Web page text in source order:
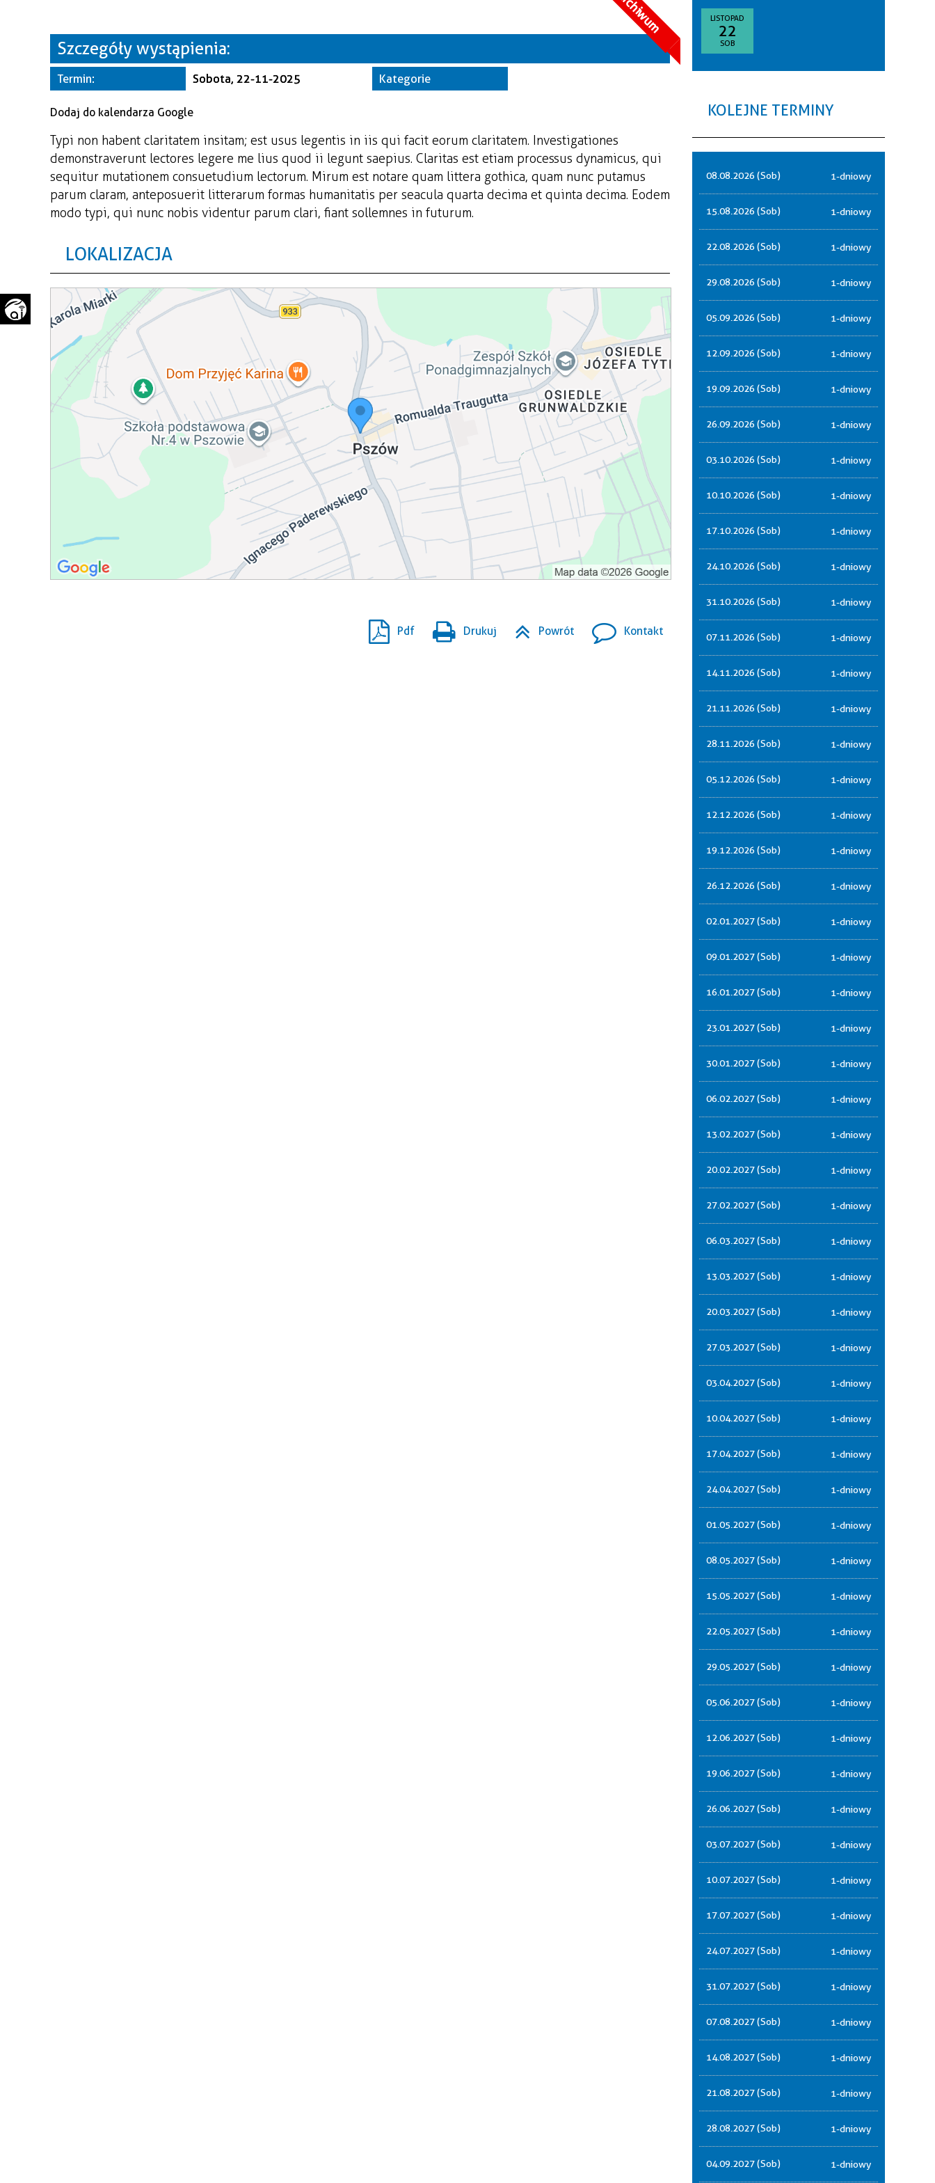
GAZETA SAMORZĄDOWA
"PSZOW.PL"
—
Archiwum
Szczegóły wystąpienia:
Termin: Sobota, 22-11-2025 Kategorie
Dodaj do kalendarza Google
Typi non habent claritatem insitam; est usus legentis in iis qui facit eorum claritatem. Investigationes
demonstraverunt lectores legere me lius quod ii legunt saepius. Claritas est etiam processus dynamicus, qui
sequitur mutationem consuetudium lectorum. Mirum est notare quam littera gothica, quam nunc putamus
parum claram, anteposuerit litterarum formas humanitatis per seacula quarta decima et quinta decima. Eodem
modo typi, qui nunc nobis videntur parum clari, fiant sollemnes in futurum.
LOKALIZACJA
Pdf Drukuj Powrót Kontakt
LISTOPAD
22
SOB
KOLEJNE TERMINY
08.08.2026 (Sob) 1-dniowy
15.08.2026 (Sob) 1-dniowy
22.08.2026 (Sob) 1-dniowy
29.08.2026 (Sob) 1-dniowy
05.09.2026 (Sob) 1-dniowy
12.09.2026 (Sob) 1-dniowy
19.09.2026 (Sob) 1-dniowy
26.09.2026 (Sob) 1-dniowy
03.10.2026 (Sob) 1-dniowy
10.10.2026 (Sob) 1-dniowy
17.10.2026 (Sob) 1-dniowy
24.10.2026 (Sob) 1-dniowy
31.10.2026 (Sob) 1-dniowy
07.11.2026 (Sob) 1-dniowy
14.11.2026 (Sob) 1-dniowy
21.11.2026 (Sob) 1-dniowy
28.11.2026 (Sob) 1-dniowy
05.12.2026 (Sob) 1-dniowy
12.12.2026 (Sob) 1-dniowy
19.12.2026 (Sob) 1-dniowy
26.12.2026 (Sob) 1-dniowy
02.01.2027 (Sob) 1-dniowy
09.01.2027 (Sob) 1-dniowy
16.01.2027 (Sob) 1-dniowy
23.01.2027 (Sob) 1-dniowy
30.01.2027 (Sob) 1-dniowy
06.02.2027 (Sob) 1-dniowy
13.02.2027 (Sob) 1-dniowy
20.02.2027 (Sob) 1-dniowy
27.02.2027 (Sob) 1-dniowy
06.03.2027 (Sob) 1-dniowy
13.03.2027 (Sob) 1-dniowy
20.03.2027 (Sob) 1-dniowy
27.03.2027 (Sob) 1-dniowy
03.04.2027 (Sob) 1-dniowy
10.04.2027 (Sob) 1-dniowy
17.04.2027 (Sob) 1-dniowy
24.04.2027 (Sob) 1-dniowy
01.05.2027 (Sob) 1-dniowy
08.05.2027 (Sob) 1-dniowy
15.05.2027 (Sob) 1-dniowy
22.05.2027 (Sob) 1-dniowy
29.05.2027 (Sob) 1-dniowy
05.06.2027 (Sob) 1-dniowy
12.06.2027 (Sob) 1-dniowy
19.06.2027 (Sob) 1-dniowy
26.06.2027 (Sob) 1-dniowy
03.07.2027 (Sob) 1-dniowy
10.07.2027 (Sob) 1-dniowy
17.07.2027 (Sob) 1-dniowy
24.07.2027 (Sob) 1-dniowy
31.07.2027 (Sob) 1-dniowy
07.08.2027 (Sob) 1-dniowy
14.08.2027 (Sob) 1-dniowy
21.08.2027 (Sob) 1-dniowy
28.08.2027 (Sob) 1-dniowy
04.09.2027 (Sob) 1-dniowy